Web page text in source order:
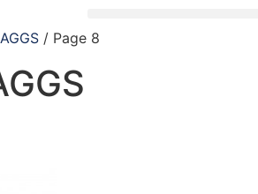
/ Page 8